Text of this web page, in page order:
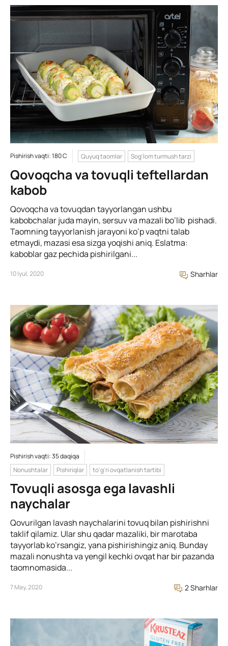
Pishirish vaqti: 180 C Quyuq taomlar Sog'lom turmush tarzi
Qovoqcha va tovuqli teftellardan
kabob
Qovoqcha va tovuqdan tayyorlangan ushbu
kabobchalar juda mayin, sersuv va mazali bo’lib pishadi.
Taomning tayyorlanish jarayoni ko’p vaqtni talab
etmaydi, mazasi esa sizga yoqishi aniq. Eslatma:
kaboblar gaz pechida pishirilgani...
10 Iyul, 2020 Sharhlar
Pishirish vaqti: 35 daqiqa
Nonushtalar
Pishiriqlar to'g'ri ovqatlanish tartibi
Tovuqli asosga ega lavashli
naychalar
Qovurilgan lavash naychalarini tovuq bilan pishirishni
taklif qilamiz. Ular shu qadar mazaliki, bir marotaba
tayyorlab ko’rsangiz, yana pishirishingiz aniq. Bunday
mazali nonushta va yengil kechki ovqat har bir pazanda
taomnomasida...
7 May, 2020 2 Sharhlar